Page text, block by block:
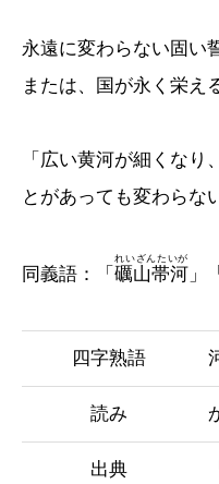
永遠に変わらない固い
または、国が永く栄え
「広い黄河が細くな
とがあっても変わらな
同義語：「 礪山帯河
れいざんたいが
」「
四字熟語
読み
出典